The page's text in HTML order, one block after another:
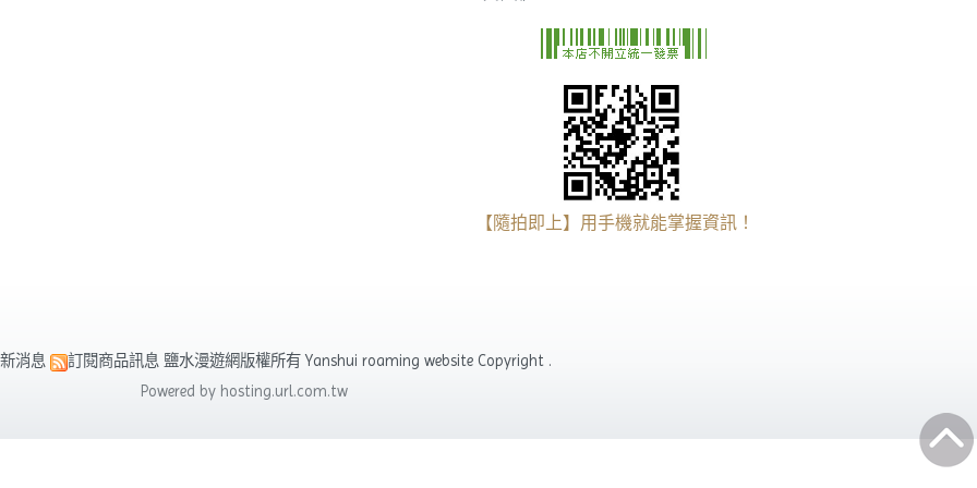
【隨拍即上】用手機就能掌握資訊！
消息 訂閱商品訊息 鹽水漫遊網版權所有 Yanshui roaming website Copyright .
Powered by hosting.url.com.tw